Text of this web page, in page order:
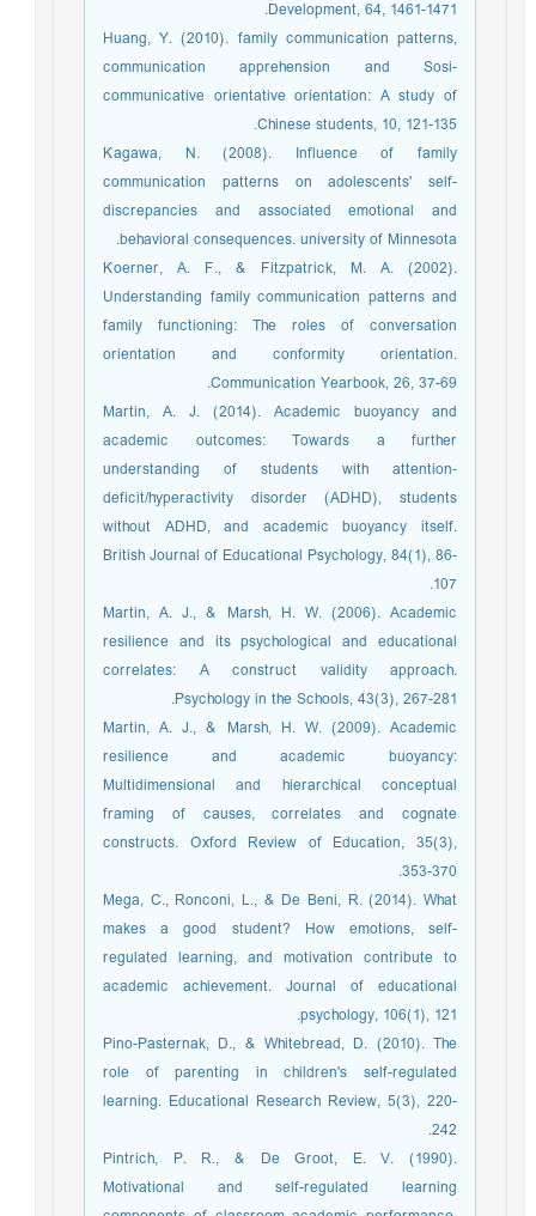
Development, 64, 1461-1471.
Huang, Y. (2010). family communication patterns,
communication apprehension and Sosi-
communicative orientative orientation: A study of
Chinese students, 10, 121-135.
Kagawa, N. (2008). Influence of family
communication patterns on adolescents' self-
discrepancies and associated emotional and
behavioral consequences. university of Minnesota.
Koerner, A. F., & Fitzpatrick, M. A. (2002).
Understanding family communication patterns and
family functioning: The roles of conversation
orientation and conformity orientation.
Communication Yearbook, 26, 37-69.
Martin, A. J. (2014). Academic buoyancy and
academic outcomes: Towards a further
understanding of students with attention‐
deficit/hyperactivity disorder (ADHD), students
without ADHD, and academic buoyancy itself.
British Journal of Educational Psychology, 84(1), 86-
107.
Martin, A. J., & Marsh, H. W. (2006). Academic
resilience and its psychological and educational
correlates: A construct validity approach.
Psychology in the Schools, 43(3), 267-281.
Martin, A. J., & Marsh, H. W. (2009). Academic
resilience and academic buoyancy:
Multidimensional and hierarchical conceptual
framing of causes, correlates and cognate
constructs. Oxford Review of Education, 35(3),
353-370.
Mega, C., Ronconi, L., & De Beni, R. (2014). What
makes a good student? How emotions, self-
regulated learning, and motivation contribute to
academic achievement. Journal of educational
psychology, 106(1), 121.
Pino-Pasternak, D., & Whitebread, D. (2010). The
role of parenting in children's self-regulated
learning. Educational Research Review, 5(3), 220-
242.
Pintrich, P. R., & De Groot, E. V. (1990).
Motivational and self-regulated learning